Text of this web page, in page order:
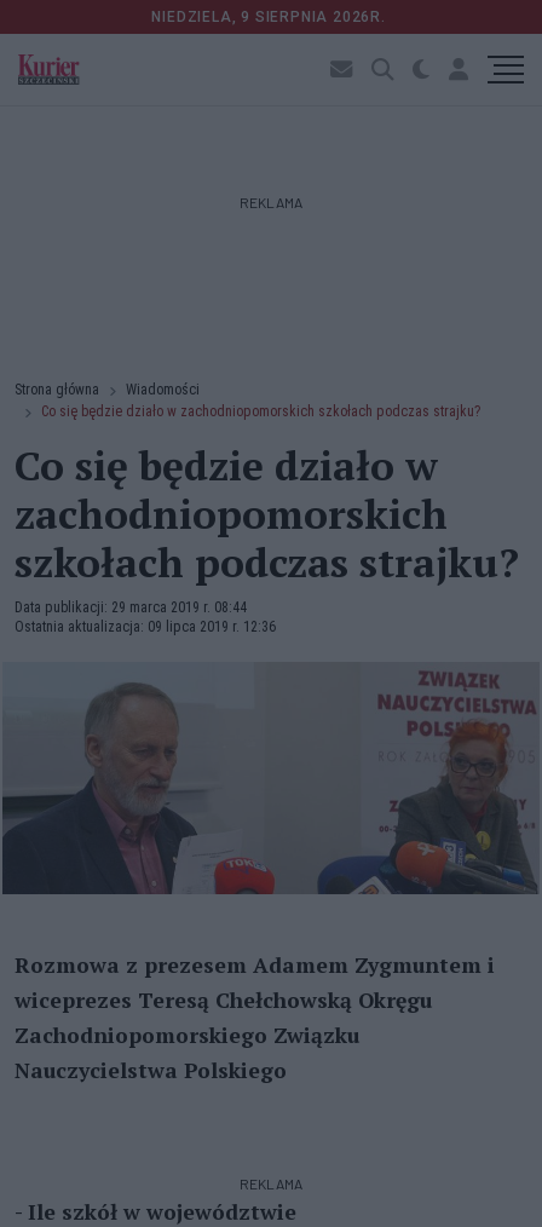
NIEDZIELA, 9 SIERPNIA 2026R.
REKLAMA
Strona główna
Wiadomości
Co się będzie działo w zachodniopomorskich szkołach podczas strajku?
Co się będzie działo w
zachodniopomorskich
szkołach podczas strajku?
Data publikacji: 29 marca 2019 r. 08:44
Ostatnia aktualizacja: 09 lipca 2019 r. 12:36
Rozmowa z prezesem Adamem Zygmuntem i
wiceprezes Teresą Chełchowską Okręgu
Zachodniopomorskiego Związku
Nauczycielstwa Polskiego
REKLAMA
- Ile szkół w województwie